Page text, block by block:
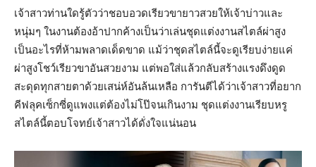
เจ้าสาวท่านใดรู้ตัวว่าชอบอวดเรียวขายาวสวยให้เจ้าบ่าวและ
หนุ่มๆ ในงานต้องอ้าปากค้างเป็นว่าเล่นชุดแต่งงานสไตล์ผ่าสูง
เป็นอะไรที่ห้ามพลาดเด็ดขาด แม้ว่าชุดสไตล์นี้จะดูเรียบง่ายแค่
ผ่าสูงโชว์เรียวขาอันสวยงาม แต่พอใส่แล้วกลับสร้างแรงดึงดูด
สะดุดทุกสายตาด้วยเสน่ห์อันล้นเหลือ การันตีได้ว่าเจ้าสาวที่อยาก
คีฟลุคเซ็กซี่ดูแพงแต่ต้องไม่โป๊จนเกินงาม ชุดแต่งงานเรียบหรู
สไตล์นี้ตอบโจทย์เจ้าสาวได้ดั่งใจแน่นอน